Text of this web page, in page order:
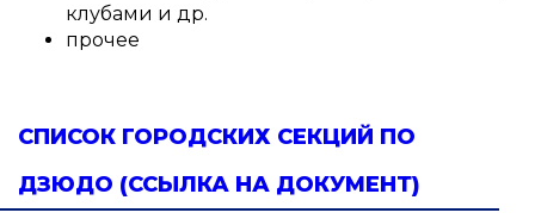
клубами и др.
прочее
СПИСОК ГОРОДСКИХ СЕКЦИЙ ПО
ДЗЮДО (ССЫЛКА НА ДОКУМЕНТ)